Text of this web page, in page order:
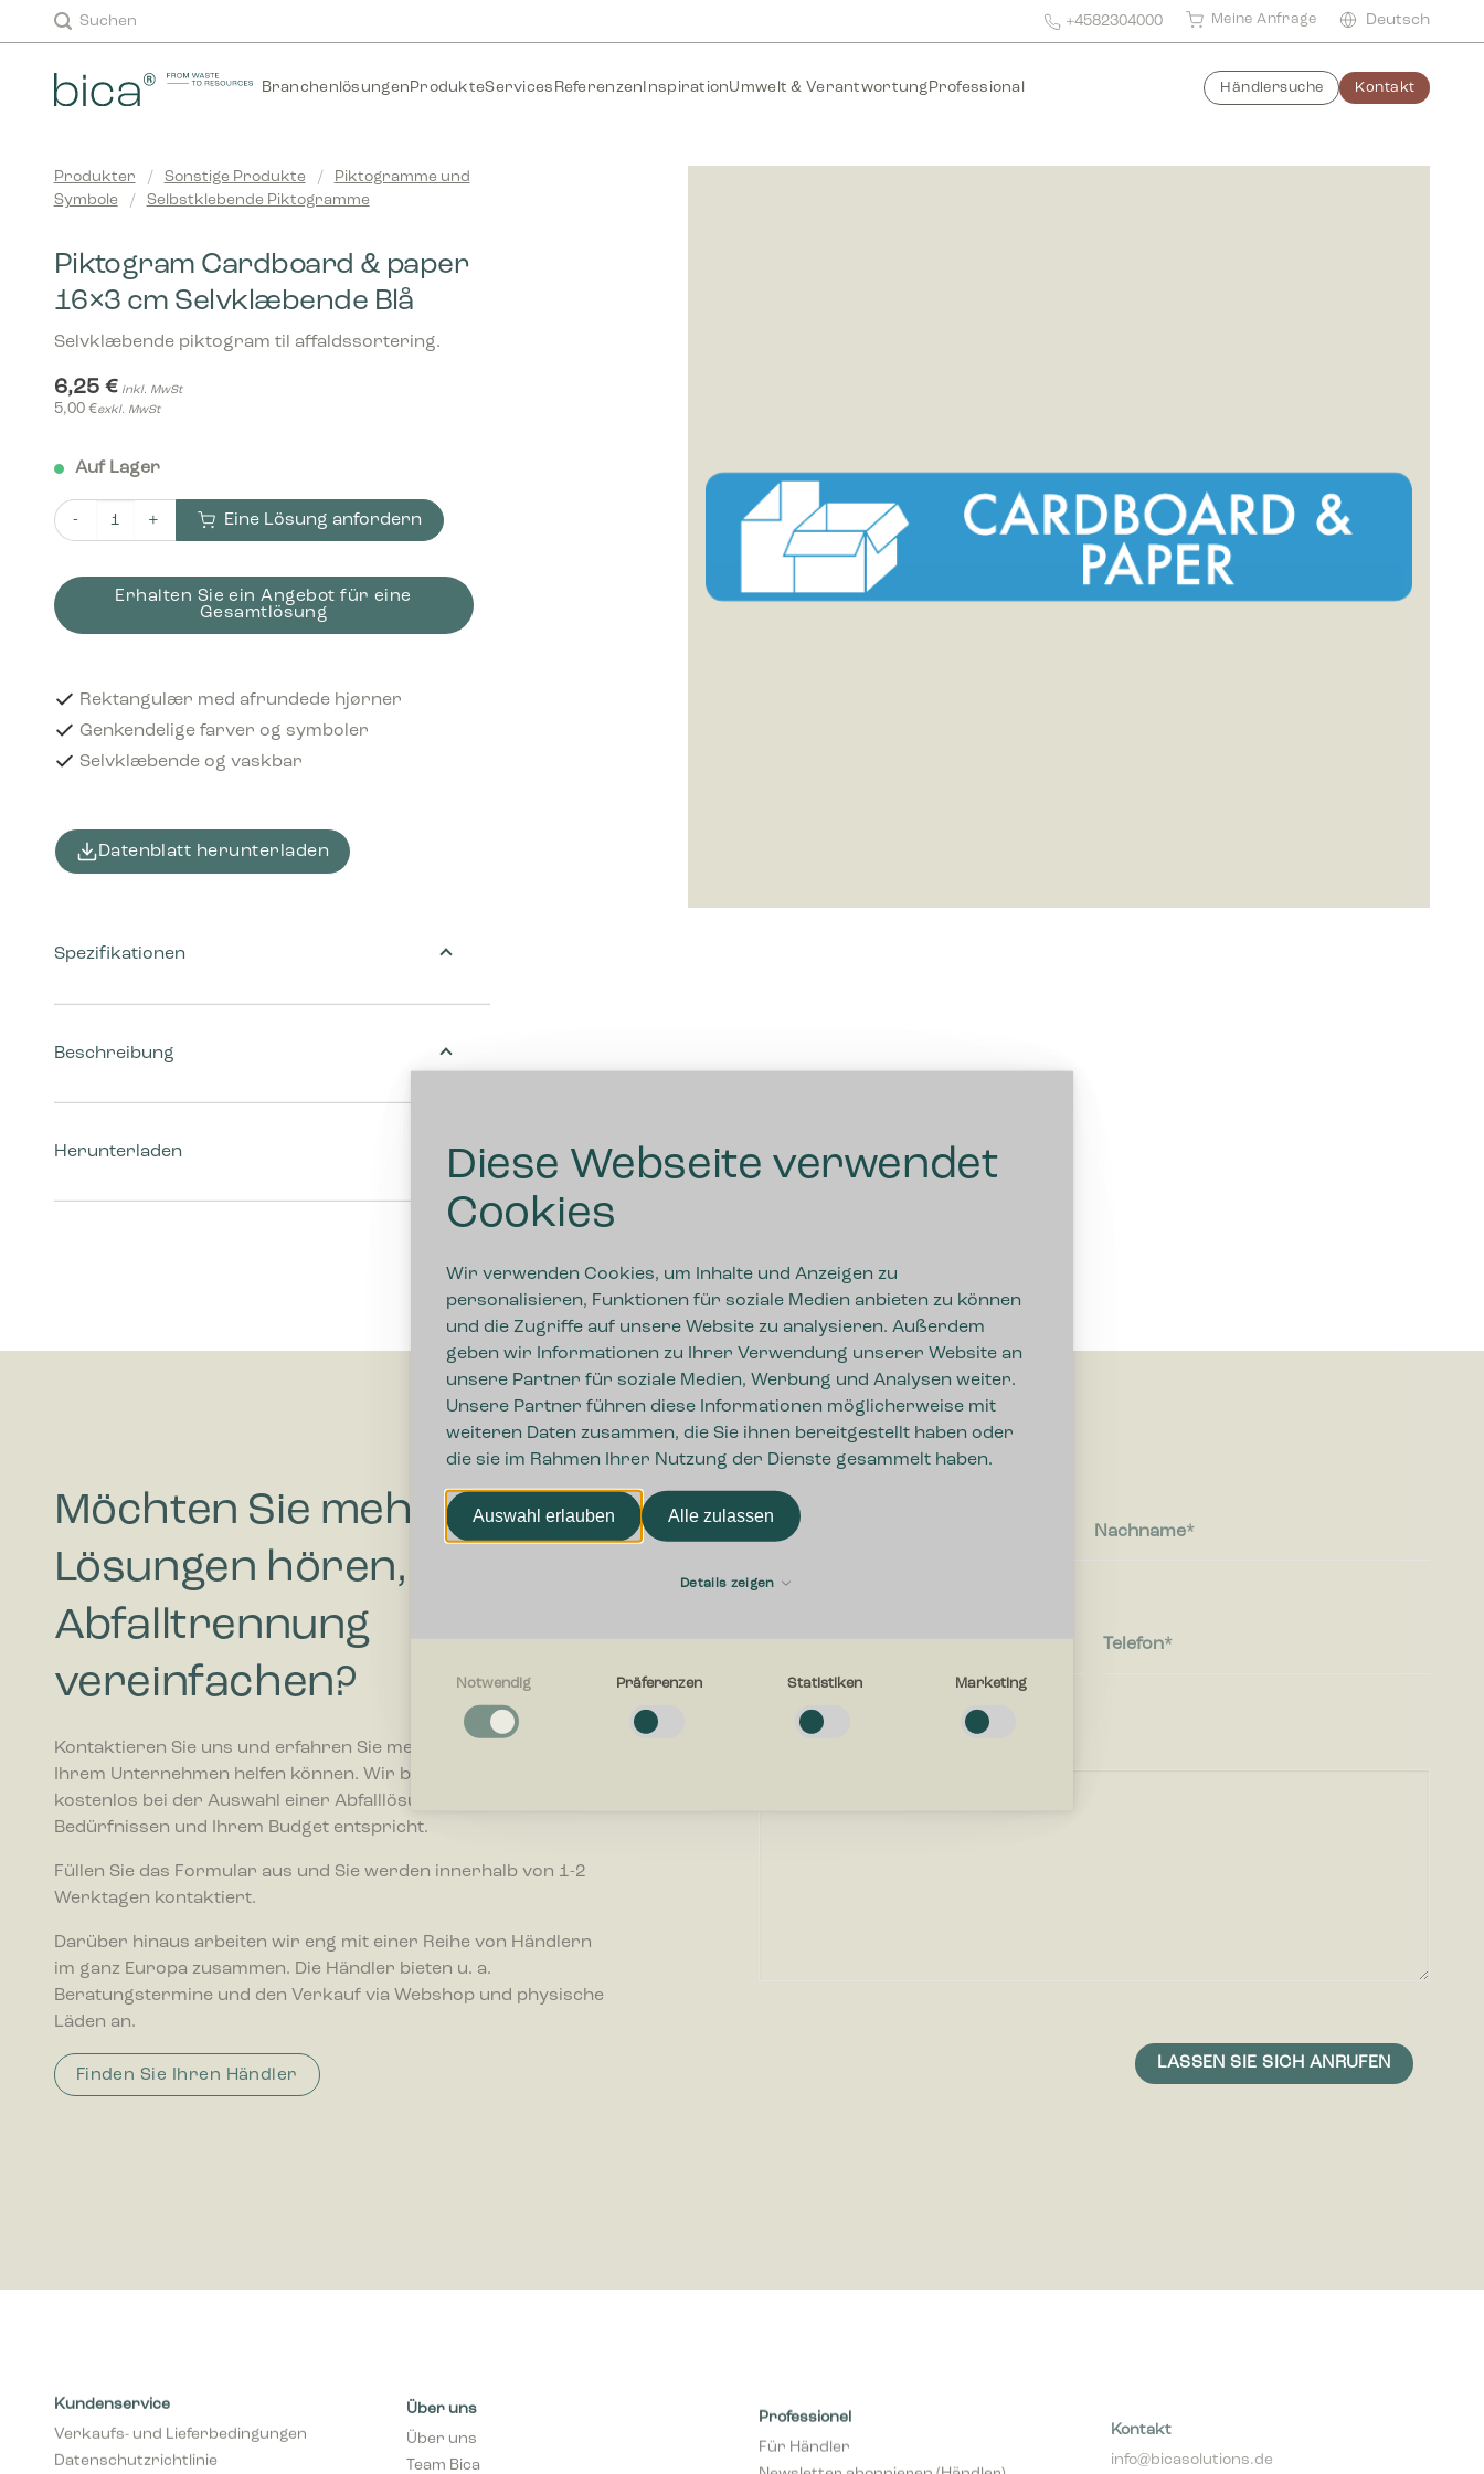
Diese Webseite verwendet
Cookies
Wir verwenden Cookies, um Inhalte und Anzeigen zu
personalisieren, Funktionen für soziale Medien anbieten zu können
und die Zugriffe auf unsere Website zu analysieren. Außerdem
geben wir Informationen zu Ihrer Verwendung unserer Website an
unsere Partner für soziale Medien, Werbung und Analysen weiter.
Unsere Partner führen diese Informationen möglicherweise mit
weiteren Daten zusammen, die Sie ihnen bereitgestellt haben oder
die sie im Rahmen Ihrer Nutzung der Dienste gesammelt haben.
Auswahl erlauben Alle zulassen
Details zeigen
Notwendig
Notwendige Cookies helfen dabei, eine Webseite nutzbar zu machen, indem sie
beeinflussen, wie sich eine Webseite verhält oder aussieht, wie z. B. Ihre bevorzugte Sprache
Statistiken
Statistik-Cookies helfen Webseiten-Besitzern zu verstehen, wie Besucher mit Webseiten
interagieren, indem Informationen anonym gesammelt und gemeldet werden.
Notwendig Präferenzen Statistiken Marketing
Inhalt
Suchen +4582304000 Meine Anfrage Deutsch
Branchenlösungen ProdukteServices Referenzen InspirationUmwelt & Verantwortung Professional Händlersuche Kontakt
Produkter / Sonstige Produkte /
Piktogramme und
Symbole
/ Selbstklebende Piktogramme
Piktogram Cardboard & paper
16×3 cm Selvklæbende Blå
Selvklæbende piktogram til affaldssortering.
6,25 € inkl. MwSt
5,00 €exkl. MwSt
Auf Lager
Piktogram Cardboard & paper 16x3 cm Selvklæbende Blå Menge
Eine Lösung anfordern
Erhalten Sie ein Angebot für eine
Gesamtlösung
Rektangulær med afrundede hjørner
Genkendelige farver og symboler
Selvklæbende og vaskbar
Datenblatt herunterladen
Beschreibung
Herunterladen
Spezifikationen
Möchten Sie mehr zu
Lösungen hören, die die
Abfalltrennung
vereinfachen?
Kontaktieren Sie uns und erfahren Sie mehr darüber, wie wir
Ihrem Unternehmen helfen können. Wir beraten Sie stets
kostenlos bei der Auswahl einer Abfalllösung, die Ihren
Bedürfnissen und Ihrem Budget entspricht.
Füllen Sie das Formular aus und Sie werden innerhalb von 1-2
Werktagen kontaktiert.
Darüber hinaus arbeiten wir eng mit einer Reihe von Händlern
im ganz Europa zusammen. Die Händler bieten u. a.
Beratungstermine und den Verkauf via Webshop und physische
Läden an.
Finden Sie Ihren Händler
Vorname Nachname
Telefon
Kundenservice
Verkaufs- und Lieferbedingungen
Datenschutzrichtlinie
Über uns
Über uns
Team Bica
info@bicasolutions.de
+49 511 93 639 309